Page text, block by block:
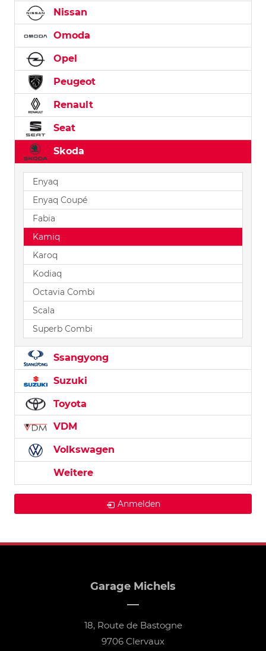
Nissan
Omoda
Opel
Peugeot
Renault
Seat
Skoda
Enyaq
Enyaq Coupé
Fabia
Kamiq
Karoq
Kodiaq
Octavia Combi
Scala
Superb Combi
Ssangyong
Suzuki
Toyota
VDM
Volkswagen
Weitere
Anmelden
Garage Michels
18, Route de Bastogne
9706 Clervaux